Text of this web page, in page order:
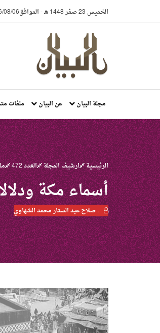
الخميس 23 صفر 1448 هـ -الموافق2026/08/06م
مجلة البيان عن البيان ملفات
الرئيسية ارشيف المجلة العدد 472
أسماء مكة
. صلاح عبد الستار محمد الشهاوي